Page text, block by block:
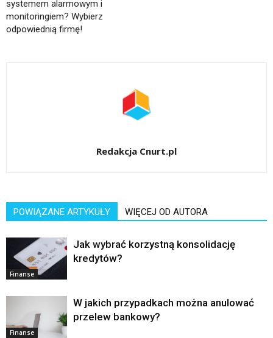
systemem alarmowym i
monitoringiem? Wybierz
odpowiednią firmę!
Redakcja Cnurt.pl
POWIĄZANE ARTYKUŁY WIĘCEJ OD AUTORA
Finanse
Jak wybrać korzystną konsolidację
kredytów?
Finanse
W jakich przypadkach można anulować
przelew bankowy?